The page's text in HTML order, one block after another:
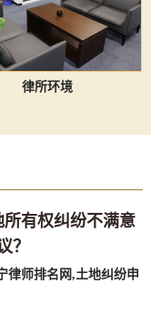
律所环境
有权纠纷不满意
？
律师排名网,土地纠纷申